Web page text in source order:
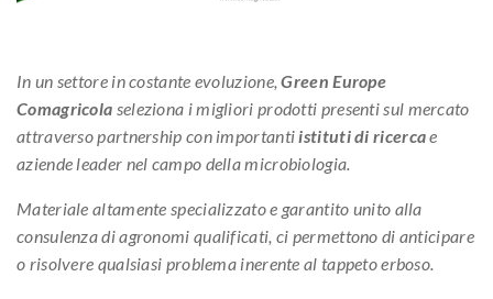
In un settore in costante evoluzione,Green Europe
Comagricola seleziona i migliori prodotti presenti sul mercato
attraverso partnership con importantiistituti di ricercae
aziende leader nel campo della microbiologia.
Materiale altamente specializzato e garantito unito alla
consulenza di agronomi qualificati, ci permettono di anticipare
o risolvere qualsiasi problema inerente al tappeto erboso.